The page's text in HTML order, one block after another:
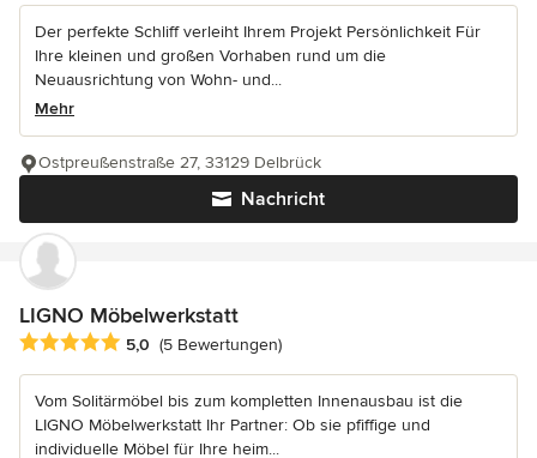
Der perfekte Schliff verleiht Ihrem Projekt Persönlichkeit Für
Ihre kleinen und großen Vorhaben rund um die
Neuausrichtung von Wohn- und...
Mehr
Nachricht
Ostpreußenstraße 27, 33129 Delbrück
LIGNO Möbelwerkstatt
Durchschnittliche Bewertung: 5 von 5 Sternen
5,0 (5 Bewertungen)
Vom Solitärmöbel bis zum kompletten Innenausbau ist die
LIGNO Möbelwerkstatt Ihr Partner: Ob sie pfiffige und
individuelle Möbel für Ihre heim...